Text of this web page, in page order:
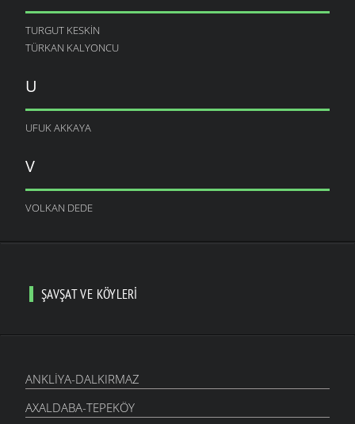
TURGUT KESKIN
TÜRKAN KALYONCU
U
UFUK AKKAYA
V
VOLKAN DEDE
ŞAVŞAT VE KÖYLERI
ANKLIYA-DALKIRMAZ
AXALDABA-TEPEKÖY